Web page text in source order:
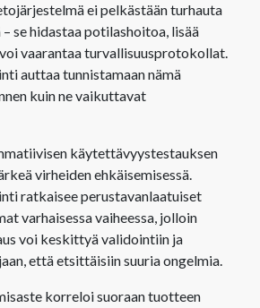
ei pelkästään turhauta
se hidastaa potilashoitoa, lisää
vaarantaa turvallisuusprotokollat.
auttaa tunnistamaan nämä
kuin ne vaikuttavat
käytettävyystestauksen
virheiden ehkäisemisessä.
ratkaisee perustavanlaatuiset
varhaisessa vaiheessa, jolloin
voi keskittyä validointiin ja
että etsittäisiin suuria ongelmia.
korreloi suoraan tuotteen